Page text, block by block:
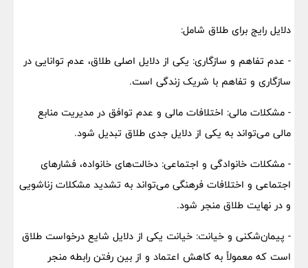
دلایل رایج برای طلاق شامل:
- عدم تفاهم و سازگاری: یکی از دلایل اصلی طلاق، عدم توانایی در
سازگاری و تفاهم با شریک زندگی است.
- مشکلات مالی: اختلافات مالی و عدم توافق در مدیریت منابع
مالی می‌تواند به یکی از دلایل جدی طلاق تبدیل شود.
- مشکلات خانوادگی و اجتماعی: دخالت‌های خانواده، فشارهای
اجتماعی و اختلافات فرهنگی می‌تواند به تشدید مشکلات زناشویی
و در نهایت طلاق منجر شود.
- پیمان‌شکنی و خیانت: خیانت یکی از دلایل شایع درخواست طلاق
است که معمولاً به کاهش اعتماد و از بین رفتن رابطه منجر